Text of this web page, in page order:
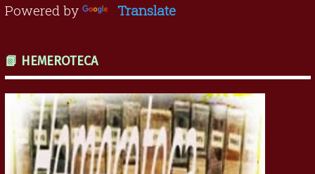
Powered by Translate
📗 HEMEROTECA